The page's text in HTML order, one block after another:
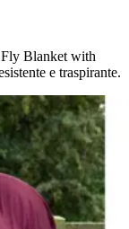
Fly Blanket with
e traspirante.